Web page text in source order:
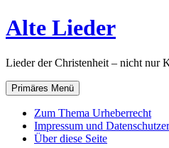
Zum
Inhalt
Alte Lieder
Lieder der Christenheit – nicht nur
Primäres Menü
Zum Thema Urheberrecht
Impressum und
Über diese Seite